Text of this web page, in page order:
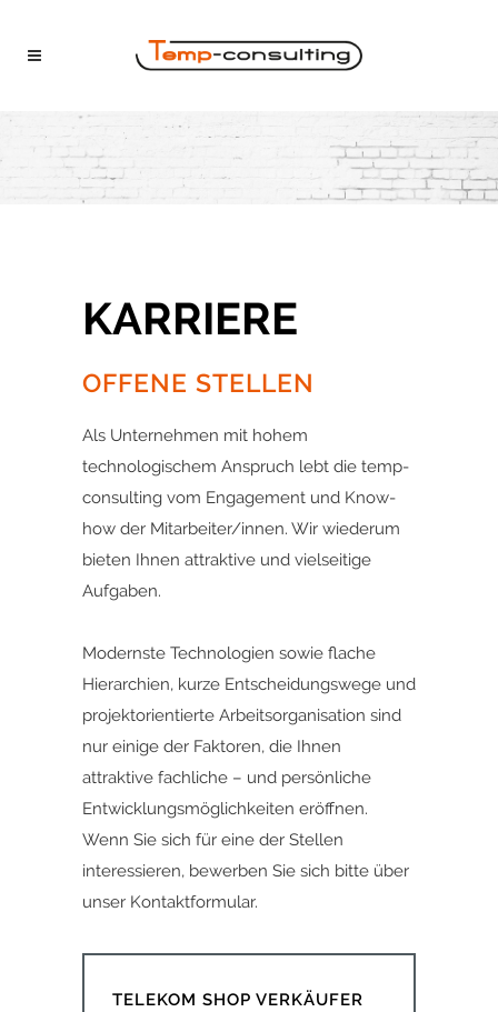
KARRIERE
OFFENE STELLEN
Als Unternehmen mit hohem
technologischem Anspruch lebt die temp-
consulting vom Engagement und Know-
how der Mitarbeiter/innen. Wir wiederum
bieten Ihnen attraktive und vielseitige
Aufgaben.
Modernste Technologien sowie flache
Hierarchien, kurze Entscheidungswege und
projektorientierte Arbeitsorganisation sind
nur einige der Faktoren, die Ihnen
attraktive fachliche – und persönliche
Entwicklungsmöglichkeiten eröffnen.
Wenn Sie sich für eine der Stellen
interessieren, bewerben Sie sich bitte über
unser Kontaktformular.
TELEKOM SHOP VERKÄUFER